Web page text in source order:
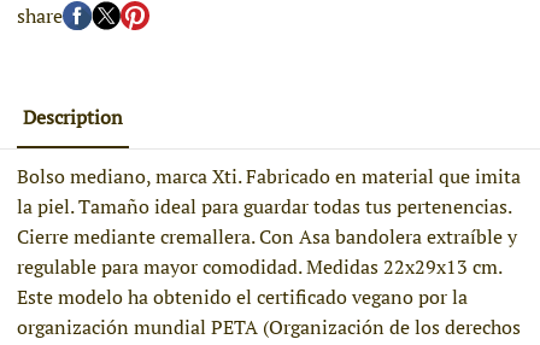
share
Description
Bolso mediano, marca Xti. Fabricado en material que imita
la piel. Tamaño ideal para guardar todas tus pertenencias.
Cierre mediante cremallera. Con Asa bandolera extraíble y
regulable para mayor comodidad. Medidas 22x29x13 cm.
Este modelo ha obtenido el certificado vegano por la
organización mundial PETA (Organización de los derechos